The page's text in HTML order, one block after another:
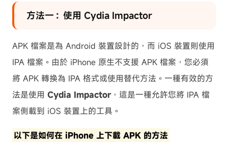
方法一：使用 Cydia Impactor
APK 檔案是為 Android 裝置設計的，而 iOS 裝置則使用
IPA 檔案。由於 iPhone 原生不支援 APK 檔案，您必須
將 APK 轉換為 IPA 格式或使用替代方法。一種有效的方
法是使用 Cydia Impactor，這是一種允許您將 IPA 檔
案側載到 iOS 裝置上的工具。
以下是如何在 iPhone 上下載 APK 的方法